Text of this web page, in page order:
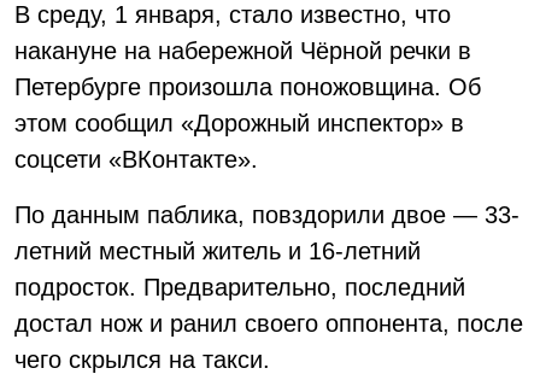
В среду, 1 января, стало известно, что
накануне на набережной Чёрной речки в
Петербурге произошла поножовщина. Об
этом сообщил «Дорожный инспектор» в
соцсети «ВКонтакте».
По данным паблика, повздорили двое — 33-
летний местный житель и 16-летний
подросток. Предварительно, последний
достал нож и ранил своего оппонента, после
чего скрылся на такси.